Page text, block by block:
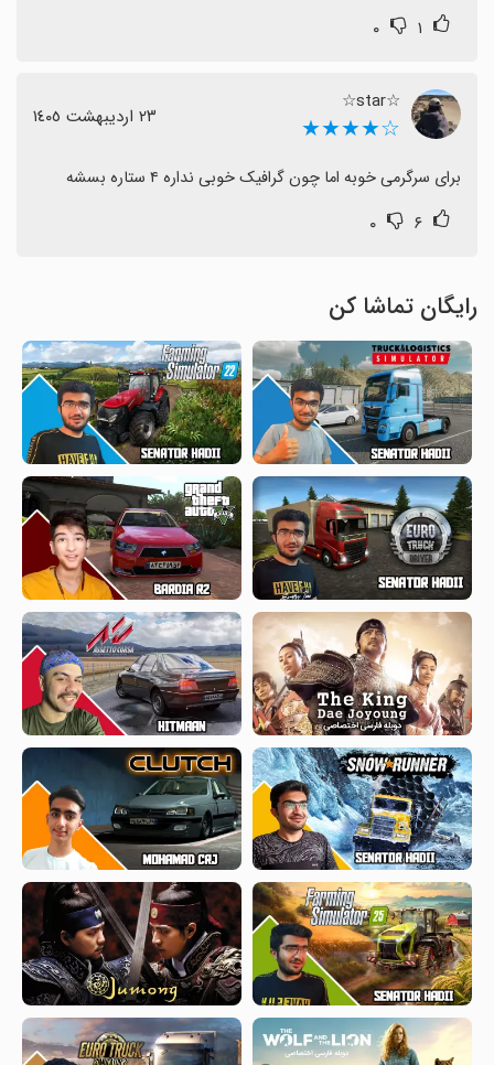
۱ ۰
☆star☆
☆★★★★ ٢٣ اردیبهشت ١٤٠٥
برای سرگرمی خوبه اما چون گرافیک خوبی نداره ۴ ستاره بسشه
۶ ۰
رایگان تماشا کن